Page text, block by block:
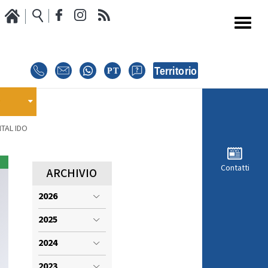
Contatti
IDO
MODULISTICA RICHIESTA COMPETIZIONI
ISCRIZIONE COMPETIZIONI
INTERNAZIONALI
REGOLAMENTI E COMUNICAZIONI
ARCHIVIO
2026
2025
2024